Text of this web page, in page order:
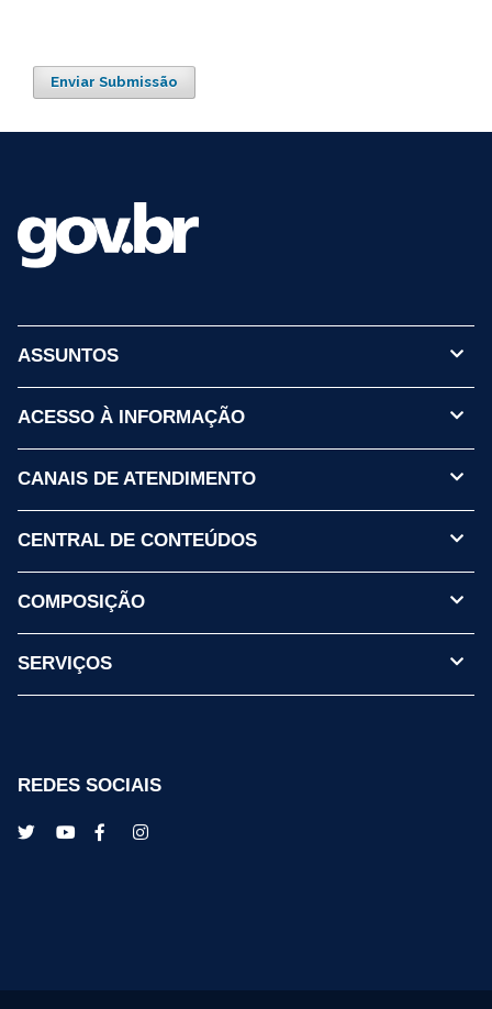
Enviar Submissão
ASSUNTOS
ACESSO À INFORMAÇÃO
CANAIS DE ATENDIMENTO
CENTRAL DE CONTEÚDOS
COMPOSIÇÃO
SERVIÇOS
REDES SOCIAIS